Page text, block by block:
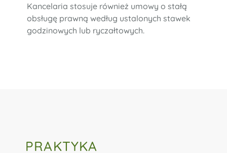
Kancelaria stosuje również umowy o stałą
obsługę prawną według ustalonych stawek
godzinowych lub ryczałtowych.
PRAKTYKA